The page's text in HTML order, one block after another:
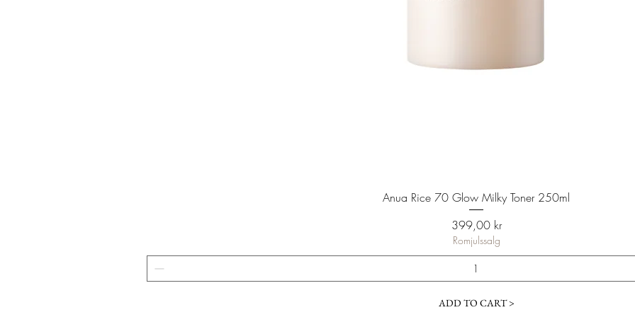
Anua Rice 70 Glow Milky Toner 250ml
Pris
399,00 kr
Romjulssalg
ADD TO CART >